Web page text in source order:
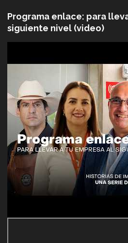
Programa enlace: para
siguiente nivel (video)